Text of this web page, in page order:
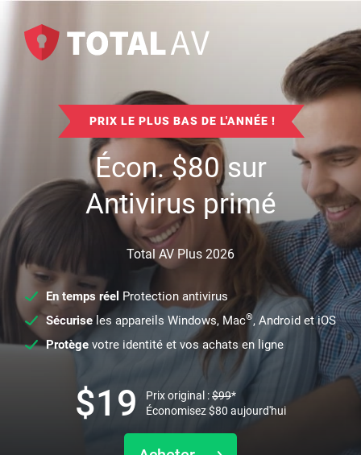
PRIX LE PLUS BAS DE L'ANNÉE !
Écon.$80sur
Antivirus primé
Total AV Plus 2026
En temps réel Protection antivirus
Sécuriseles appareils Windows, Mac®, Android et iOS
Protège votre identité et vos achats en ligne
$19 Prix original :$99*
Économisez$80 aujourd'hui